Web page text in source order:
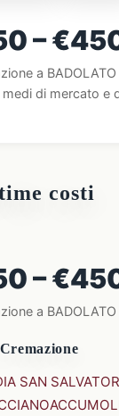
–
a BADOLATO
di mercato e
costi
–
a BADOLATO
Cremazione
SAN